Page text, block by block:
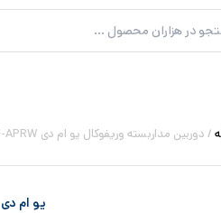
/ دوربین مداربسته وریفوکال یو ام دی UMD DS-4CA0M14-APRW
یو ام دی